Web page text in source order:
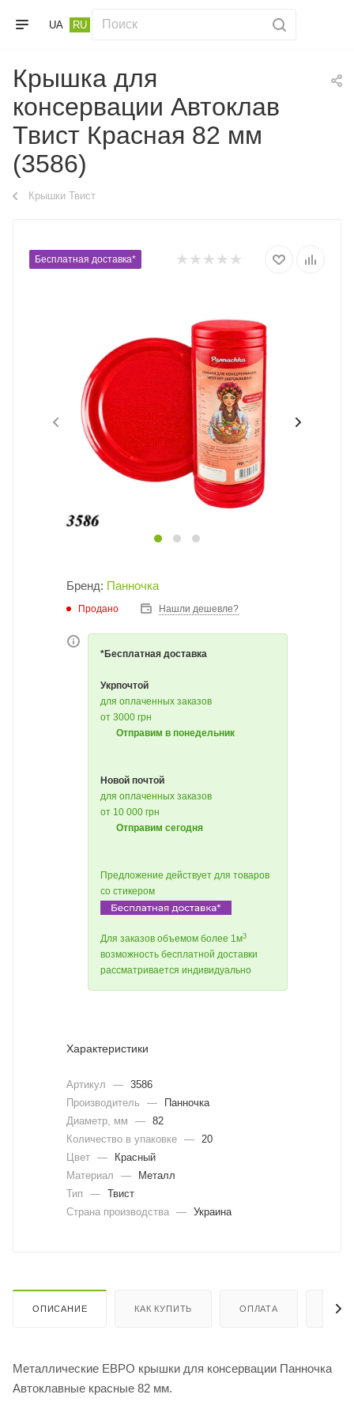
UA RU
Крышка для
консервации Автоклав
Твист Красная 82 мм
(3586)
Крышки Твист
Бесплатная доставка*
Бренд: Панночка
Продано Нашли дешевле?
*Бесплатная доставка
Укрпочтой
для оплаченных заказов
от 3000 грн
Отправим в понедельник
Новой почтой
для оплаченных заказов
от 10 000 грн
Отправим сегодня
Предложение действует для товаров
со стикером
Для заказов объемом более 1м3
возможность бесплатной доставки
рассматривается индивидуально
Характеристики
Артикул — 3586
Производитель
—
Панночка
Диаметр, мм
— 82
Количество в упаковке —
20
Цвет —
Красный
Материал
—
Металл
Тип
— Твист
Страна производства — Украина
ОПИСАНИЕ КАК КУПИТЬ ОПЛАТА
Металлические ЕВРО крышки для консервации Панночка
Автоклавные красные 82 мм.